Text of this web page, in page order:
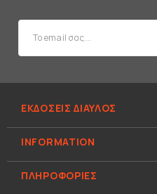
ΕΚΔΟΣΕΙΣ ΔΙΑΥΛΟΣ
INFORMATION
ΠΛΗΡΟΦΟΡΊΕΣ